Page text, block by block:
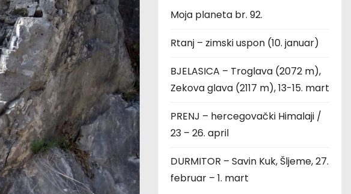
Moja planeta br. 92.
Rtanj – zimski uspon (10. januar)
BJELASICA – Troglava (2072 m),
Zekova glava (2117 m), 13-15. mart
PRENJ – hercegovački Himalaji /
23 – 26. april
DURMITOR – Savin Kuk, Šljeme, 27.
februar – 1. mart